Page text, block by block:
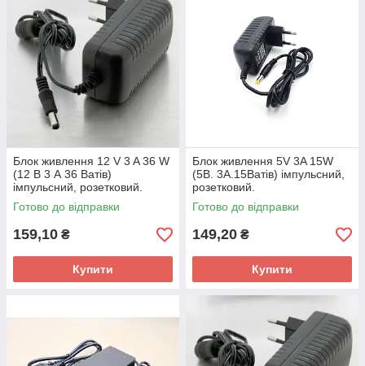
Блок живлення 12 V 3 A 36 W
(12 В 3 А 36 Ватів)
імпульсний, розетковий.
Готово до відправки
159,10 ₴
Купити
Блок живлення 5V 3A 15W
(5В. 3А.15Ватів) імпульсний,
розетковий.
Готово до відправки
149,20 ₴
Купити